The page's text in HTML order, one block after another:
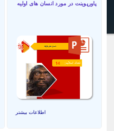
پاورپوینت در مورد انسان های اولیه
اطلاعات بیشتر